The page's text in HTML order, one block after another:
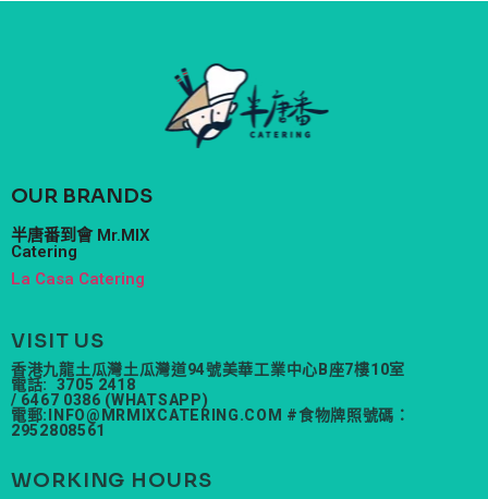
OUR BRANDS
半唐番到會 Mr.MIX
Catering
La Casa Catering
VISIT US
香港九龍土瓜灣土瓜灣道94號美華工業中心B座7樓10室
電話: 3705 2418
/ 6467 0386 (WHATSAPP)
電郵:
INFO@MRMIXCATERING.COM #食物牌照號碼：
2952808561
WORKING HOURS